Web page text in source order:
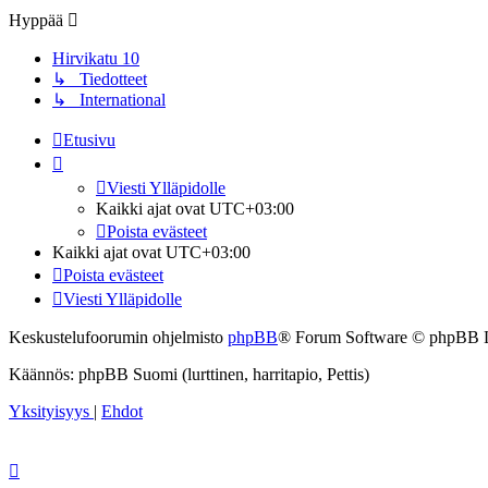
Hyppää
Hirvikatu 10
↳ Tiedotteet
↳ International
Etusivu
Viesti Ylläpidolle
Kaikki ajat ovat UTC+03:00
Poista evästeet
Kaikki ajat ovat UTC+03:00
Poista evästeet
Viesti Ylläpidolle
Keskustelufoorumin ohjelmisto phpBB® Forum Software © phpBB
Käännös: phpBB Suomi (lurttinen, harritapio, Pettis)
Yksityisyys | Ehdot